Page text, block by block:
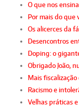
O que nos
Por mais do que
Os alicerces da
Desencontros
Doping: o
Obrigado João,
Mais
Racismo e
Velhas práticas